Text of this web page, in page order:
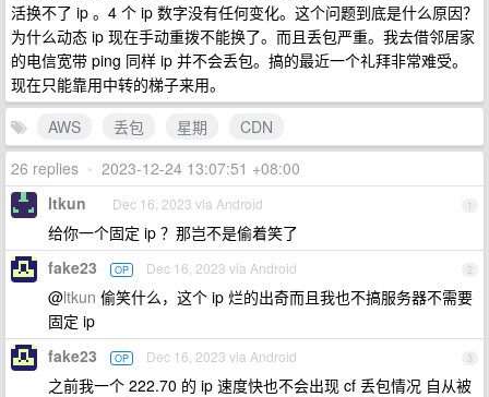
活换不了 ip 。4 个 ip 数字没有任何变化。这个问题到底是什么原因？
为什么动态 ip 现在手动重拨不能换了。而且丢包严重。我去借邻居家
的电信宽带 ping 同样 ip 并不会丢包。搞的最近一个礼拜非常难受。
现在只能靠用中转的梯子来用。
AWS
丢包 星期
CDN
26 replies • 2023-12-24 13:07:51 +08:00
1
ltkun Dec 16, 2023 via Android
给你一个固定 ip ？那岂不是偷着笑了
2
fake23 OP Dec 16, 2023 via Android
@ltkun 偷笑什么，这个 ip 烂的出奇而且我也不搞服务器不需要
固定 ip
3
fake23 OP Dec 16, 2023 via Android
之前我一个 222.70 的 ip 速度快也不会出现 cf 丢包情况 自从被